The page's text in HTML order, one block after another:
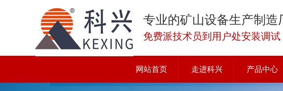
专业的矿山设备生产制造
免费派技术员到用户处安装调
网站首页 走进科兴 产品中心